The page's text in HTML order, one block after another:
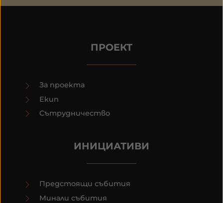
ПРОЕКТ
За проекта
Екип
Сътрудничество
ИНИЦИАТИВИ
Предстоящи събития
Минали събития